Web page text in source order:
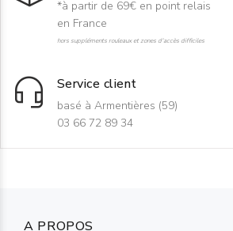
*à partir de 69€ en point relais
en France
hors suppléments rouleaux et zones d'accès difficiles
Service client
basé à Armentières (59)
03 66 72 89 34
A PROPOS